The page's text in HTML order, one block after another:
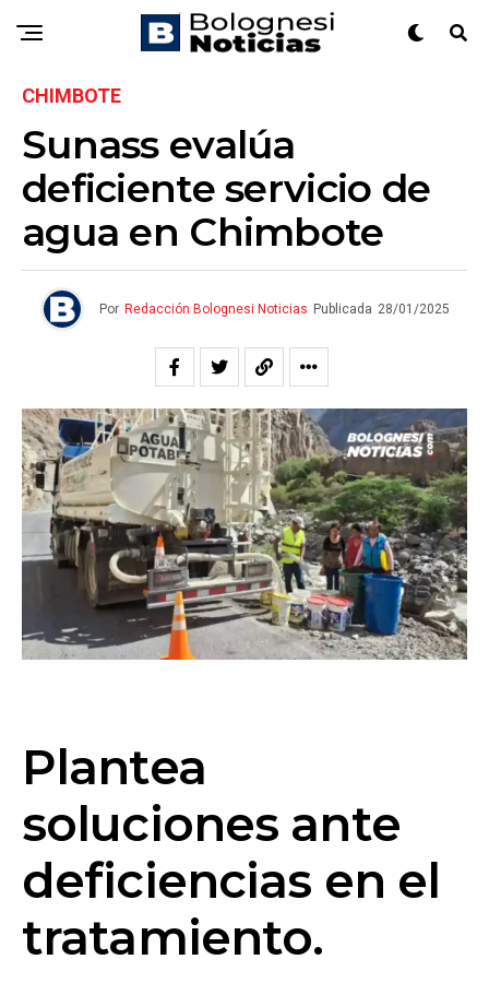
CHIMBOTE
Sunass evalúa
deficiente servicio de
agua en Chimbote
Por Redacción Bolognesi Noticias Publicada 28/01/2025
Plantea
soluciones ante
deficiencias en el
tratamiento.